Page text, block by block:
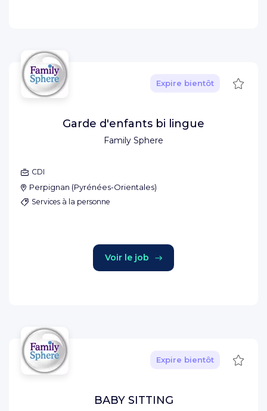
Family Sphere
Expire bientôt
Garde d'enfants bi lingue
CDI
Perpignan (Pyrénées-Orientales)
Services à la personne
Voir le job
Expire bientôt
BABY SITTING